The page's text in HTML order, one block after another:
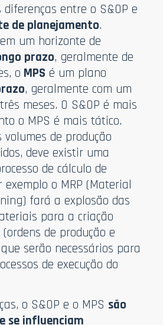
entre o S&OP e
de planejamento.
um horizonte de
prazo, geralmente de
o MPS é um plano
, geralmente com um
meses. O S&OP é mais
o MPS é mais tático.
de produção
deve existir uma
de cálculo de
o MRP (Material
fará a explosão das
para a criação
de produção e
serão necessários para
de execução do
o S&OP e o MPS são
se influenciam